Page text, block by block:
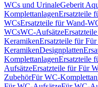
WCs und UrinaleGeberit
KomplettanlagenErsatzteile
WCsErsatzteile für Wand-
WCsWC-Aufsätze
KeramikenErsatzteile für
KeramikenDesignplatten
KomplettanlagenErsatzteile
AufsätzeErsatzteile für Für
ZubehörFür WC-